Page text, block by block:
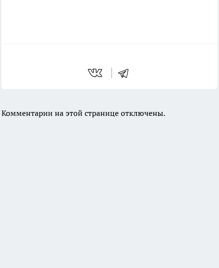
Комментарии на этой странице отключены.